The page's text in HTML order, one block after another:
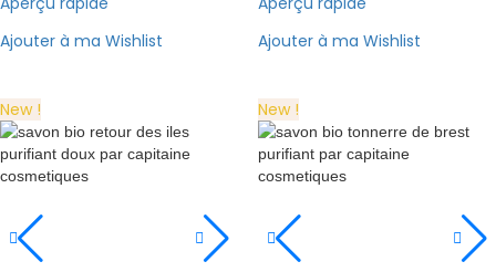
Ajouter à ma Wishlist
Ajouter à ma Wishlist
New ! New !